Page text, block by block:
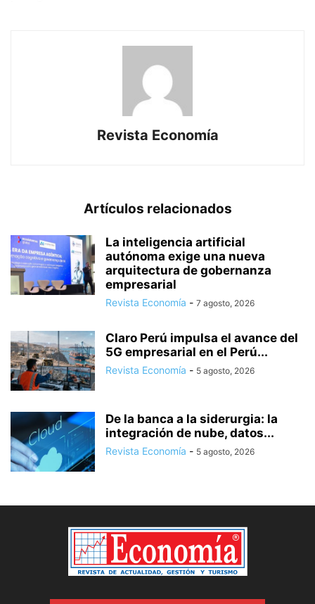
Revista Economía
Artículos relacionados
La inteligencia artificial
autónoma exige una nueva
arquitectura de gobernanza
empresarial
Revista Economía - 7 agosto, 2026
Claro Perú impulsa el avance del
5G empresarial en el Perú...
Revista Economía - 5 agosto, 2026
De la banca a la siderurgia: la
integración de nube, datos...
Revista Economía - 5 agosto, 2026